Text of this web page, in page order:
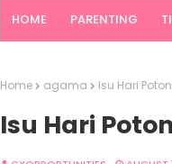
HOME PARENTING
Home agama Isu Hari
Isu Hari